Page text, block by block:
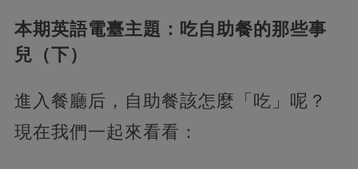
本期英語電臺主題：吃自助餐的那些事
兒（下）
進入餐廳后，自助餐該怎麼「吃」呢？
現在我們一起來看看：